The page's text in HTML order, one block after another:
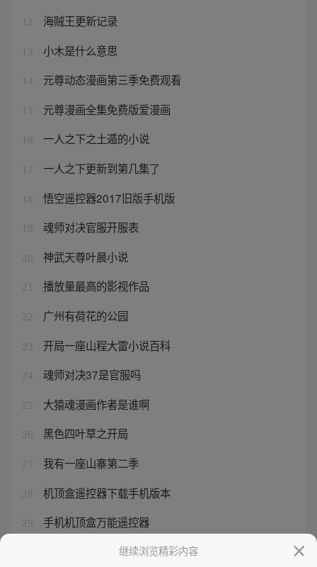
12 海贼王更新记录
13 小木是什么意思
14 元尊动态漫画第三季免费观看
15 元尊漫画全集免费版爱漫画
16 一人之下之土遁的小说
17 一人之下更新到第几集了
18 悟空遥控器2017旧版手机版
19 魂师对决官服开服表
20 神武天尊叶晨小说
21 播放量最高的影视作品
22 广州有荷花的公园
23 开局一座山程大雷小说百科
24 魂师对决37是官服吗
25 大猿魂漫画作者是谁啊
26 黑色四叶草之开局
27 我有一座山寨第二季
28 机顶盒遥控器下载手机版本
29 手机机顶盒万能遥控器
蜘蛛精和王权富贵继续浏览精彩内容